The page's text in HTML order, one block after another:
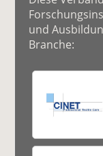
und
Branche: